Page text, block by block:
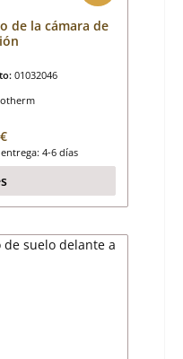
de la cámara de
01032046
4-6 días